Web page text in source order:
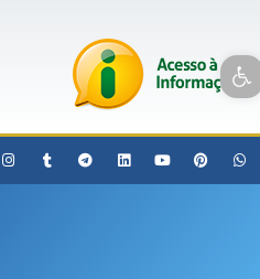
Open toolbar